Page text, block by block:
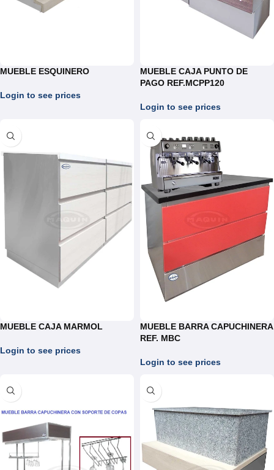
MUEBLE ESQUINERO
Login to see prices
MUEBLE CAJA PUNTO DE
PAGO REF.MCPP120
Login to see prices
MUEBLE CAJA MARMOL
Login to see prices
MUEBLE BARRA CAPUCHINERA
REF. MBC
Login to see prices